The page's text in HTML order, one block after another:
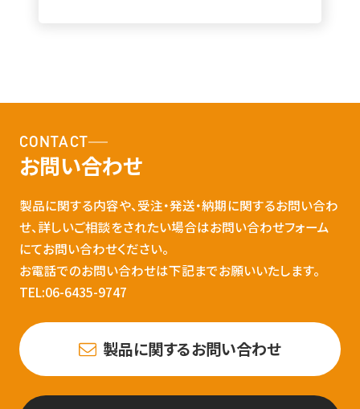
CONTACT
お問い合わせ
製品に関する内容や、受注・発送・納期に関するお問い合わ
せ、詳しいご相談をされたい場合はお問い合わせフォーム
にてお問い合わせください。
お電話でのお問い合わせは下記までお願いいたします。
TEL:06-6435-9747
製品に関するお問い合わせ